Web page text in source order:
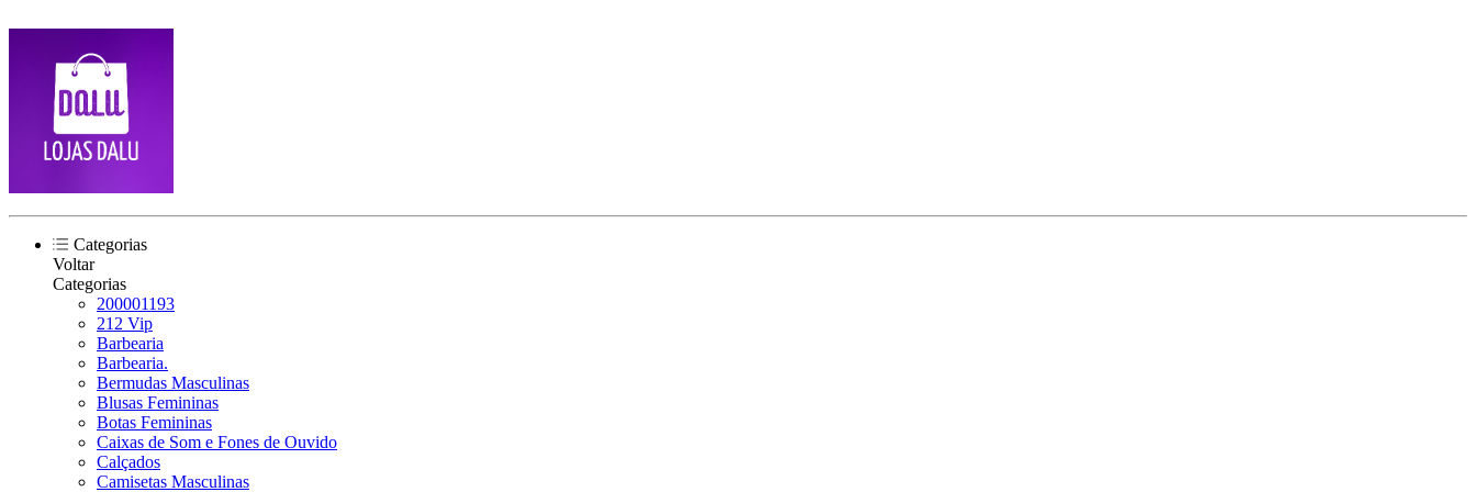
Categorias
Voltar
Categorias
200001193
212 Vip
Barbearia
Barbearia.
Bermudas Masculinas
Blusas Femininas
Botas Femininas
Caixas de Som e Fones de Ouvido
Calçados
Camisetas Masculinas